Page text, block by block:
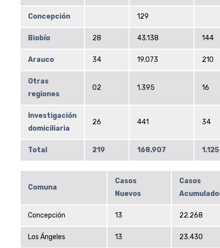
Concepción 129
Biobío 28 43.138 144
Arauco 34 19.073 210
Otras
regiones
02 1.395 16
Investigación
domiciliaria
26 441 34
Total 219 168.907 1.125
Comuna
Casos
Nuevos
Casos
Concepción 13 22.268
Los Ángeles 13 23.430